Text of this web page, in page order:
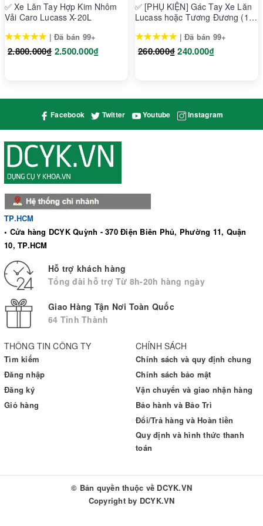
Chức năng lưu thời gian đo
Nhiệt kế Beurer FT65
Nhiệt kế điện tử Beurer FT65
Tính năng nổi bật của nhiệt kế
Beurer FT65:
Nhiệt kế Beurer FT65 sử dụng tia hồng ngoại tích hợp cảm
biến nhiệt với độ nhạy tuyệt đối, thời gian đo nhanh trong vài
giây
6 chức năng trong 1: Đo nhiệt độ tai, trán, bề mặt, cảnh báo
nhiệt độ, lưu ngày và giờ, 10 khoảng trống bộ nhớ
Có 3 chế độ đo cho trán, tai và bề mặt tùy bạn lựa chọn với độ
chính xác cao
Chức năng lưu cả thời gian và ngày của 10 lần đo gần nhất
Sản phẩm chuyên dụng, phù hợp sử dụng cho gia đình
Có chức năng cảnh báo sốt (từ 38°C) (đèn LED đỏ) thuận tiện
trong việc theo dõi nhiệt độ cơ thể của trẻ. Nhiệt độ bình
thường (tới 37.9°C), đèn LED xanh sẽ sáng
Sai số trong khoảng đo tai/trán: ±0.8°C
Màn hình LCD sáng dịu, loại pin thông dụng (pin AAA, 1,5 V),
tiết kiệm pin, có cảnh báo hết pin.
Nhiệt kế Beurer FT65 đa chức năng, không những đo được
nhiệt độ cơ thể mà có thể đo được cả nhiệt độ đồ vật và nhiệt
độ môi trường.
An toàn và vệ sinh, tránh được các bệnh truyền nhiễm, có thể
Chức năng tự động tắt Hàng chính hãng 1 đổi 1
✅ Xe Lăn Tay Hợp Kim Nhôm
Vải Caro Lucass X-20L
★★★★★ | Đã bán 99+
2.800.000₫ 2.500.000₫
✅ [PHỤ KIỆN] Gác Tay Xe Lăn
Lucass hoặc Tương Đương (1
★★★★★ | Đã bán 99+
260.000₫240.000₫
Facebook Twitter Youtube Instagram
THÔNG TIN CÔNG TY
Tìm kiếm
Đăng nhập
Đăng ký
Giỏ hàng
CHÍNH SÁCH
Chính sách và quy định chung
Chính sách bảo mật
Vận chuyển và giao nhận hàng
Bảo hành và Bảo Trì
Đổi/Trả hàng và Hoàn tiền
Quy định và hình thức thanh
toán
TP.HCM
• Cửa hàng DCYK Quỳnh - 370 Điện Biên Phủ, Phường 11, Quận
10, TP.HCM
Hỗ trợ khách hàng
Tổng đài hỗ trợ Từ 8h-20h hàng ngày
Giao Hàng Tận Nơi Toàn Quốc
64 Tỉnh Thành
© Bản quyền thuộc về DCYK.VN
Copyright by DCYK.VN